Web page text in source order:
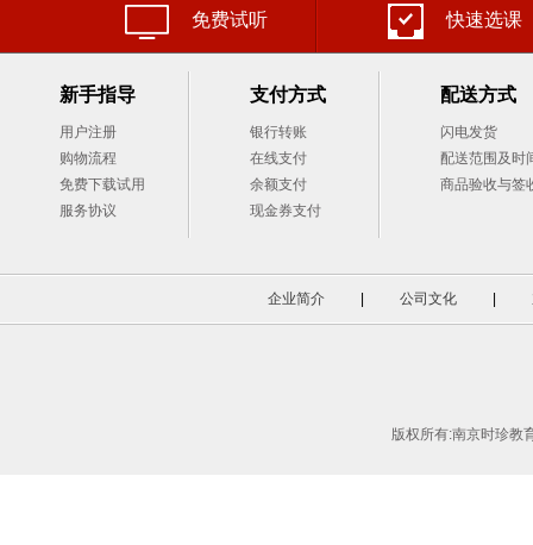
免费试听 快速选课
新手指导
用户注册
购物流程
免费下载试用
服务协议
支付方式
银行转账
在线支付
余额支付
现金券支付
配送方式
闪电发货
配送范围及时
商品验收与签
企业简介 公司文化
版权所有:南京时珍教